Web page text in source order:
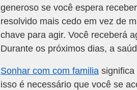
generoso se você espera
resolvido mais cedo em vez de
chave para agir. Você receberá
Durante os próximos dias, a
Sonhar com com familia significa
isso é necessário que você se